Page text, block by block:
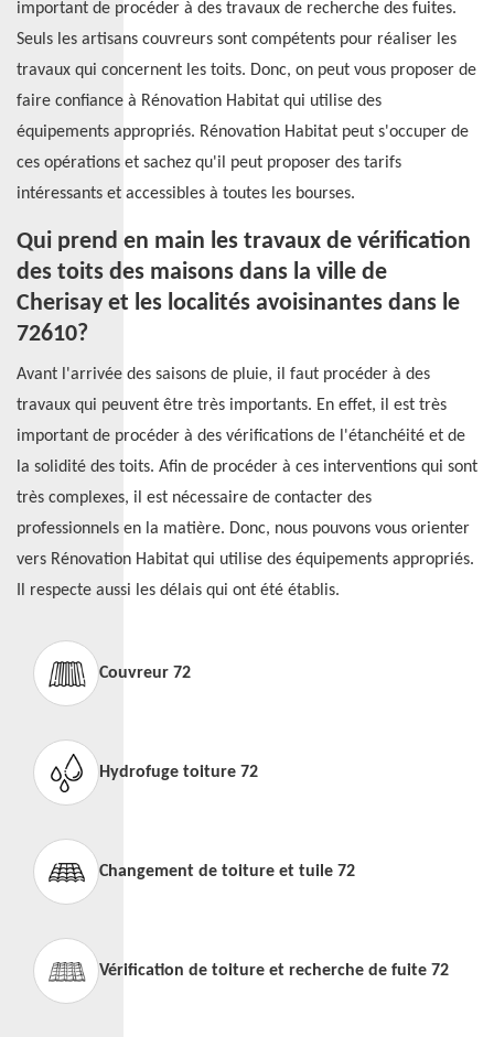
important de procéder à des travaux de recherche des fuites.
Seuls les artisans couvreurs sont compétents pour réaliser les
travaux qui concernent les toits. Donc, on peut vous proposer de
faire confiance à Rénovation Habitat qui utilise des
équipements appropriés. Rénovation Habitat peut s'occuper de
ces opérations et sachez qu'il peut proposer des tarifs
intéressants et accessibles à toutes les bourses.
Qui prend en main les travaux de vérification
des toits des maisons dans la ville de
Cherisay et les localités avoisinantes dans le
72610?
Avant l'arrivée des saisons de pluie, il faut procéder à des
travaux qui peuvent être très importants. En effet, il est très
important de procéder à des vérifications de l'étanchéité et de
la solidité des toits. Afin de procéder à ces interventions qui sont
très complexes, il est nécessaire de contacter des
professionnels en la matière. Donc, nous pouvons vous orienter
vers Rénovation Habitat qui utilise des équipements appropriés.
Il respecte aussi les délais qui ont été établis.
Couvreur 72
Hydrofuge toiture 72
Changement de toiture et tuile 72
Vérification de toiture et recherche de fuite 72